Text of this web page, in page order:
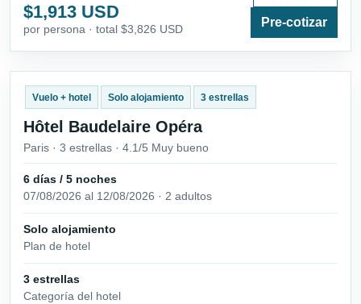
$1,913 USD
por persona · total $3,826 USD Pre-cotizar
Vuelo + hotel Solo alojamiento 3 estrellas
Hôtel Baudelaire Opéra
Paris · 3 estrellas · 4.1/5 Muy bueno
6 días / 5 noches
07/08/2026 al 12/08/2026 · 2 adultos
Solo alojamiento
Plan de hotel
3 estrellas
Categoría del hotel